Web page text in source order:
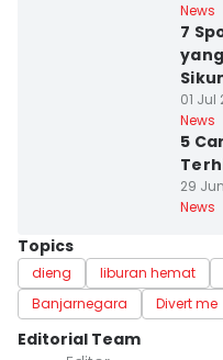
News
7
01 Jul
News
5
29
News
Topics
dieng liburan hemat
Banjarnegara
Divert me
Editorial Team